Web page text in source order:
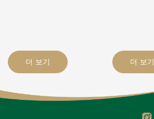
더 보기 더 보기